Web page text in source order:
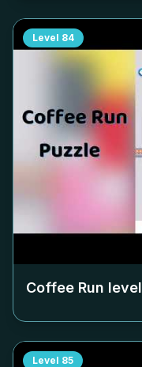
Level 84
Coffee Run level
Level 85